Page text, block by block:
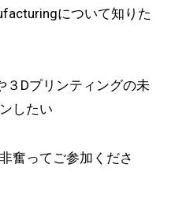
について知りた
３Dプリンティングの未
したい
奮ってご参加くださ